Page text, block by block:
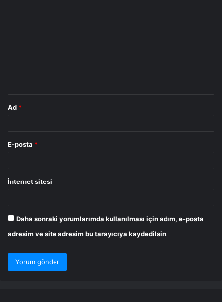
Ad *
E-posta *
İnternet sitesi
Daha sonraki yorumlarımda kullanılması için adım, e-posta
adresim ve site adresim bu tarayıcıya kaydedilsin.